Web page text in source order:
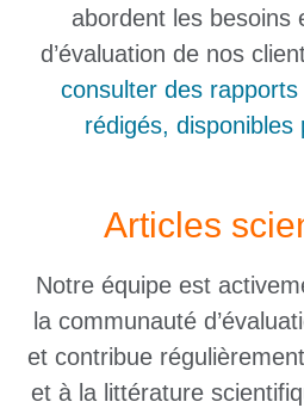
abordent les besoins
d’évaluation de nos
consulter des
rédigés, disponibles
Articles
Notre équipe est
la communauté
et contribue
et à la littérature